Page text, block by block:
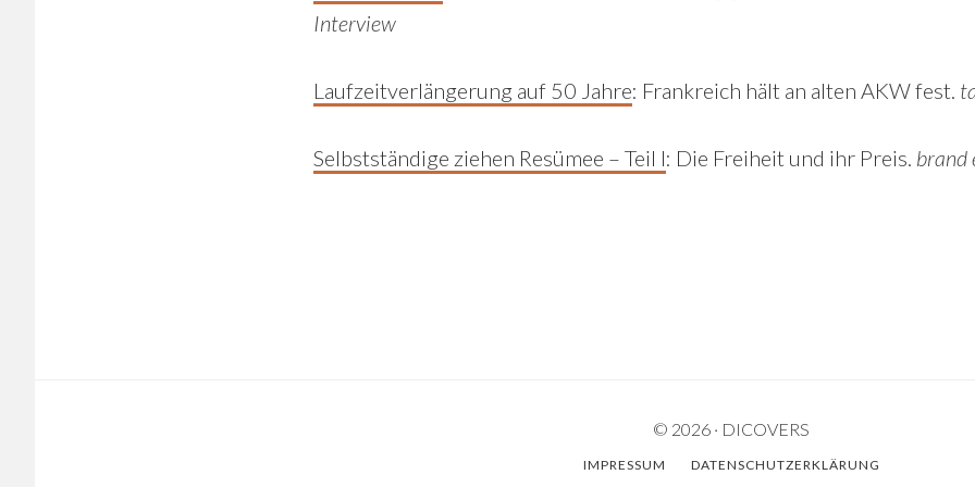
Interview
Laufzeitverlängerung auf 50 Jahre: Frankreich hält an alten AKW fest.
Selbstständige ziehen Resümee – Teil I: Die Freiheit und ihr Preis. brand
© 2026 · DICOVERS
IMPRESSUM DATENSCHUTZERKLÄRUNG